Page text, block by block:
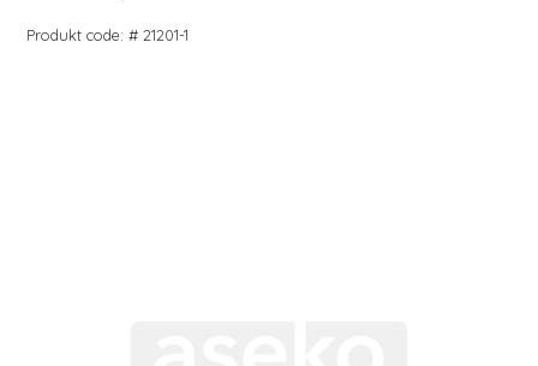
Produkt code: # 21201-1